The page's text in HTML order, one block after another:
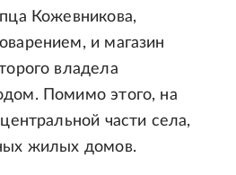
Кожевникова,
и магазин
владела
Помимо этого, на
части села,
жилых домов.